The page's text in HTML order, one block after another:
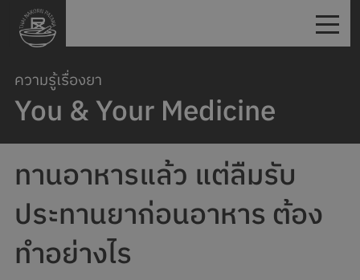
ความรู้เรื่องยา
You & Your Medicine
ทานอาหารแล้ว แต่ลืมรับ
ประทานยาก่อนอาหาร ต้อง
ทำอย่างไร